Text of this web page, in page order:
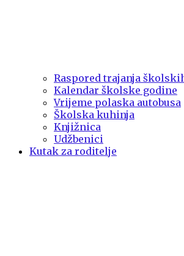
Raspored trajanja
Kalendar školske godine
Vrijeme polaska autobusa
Školska kuhinja
Knjižnica
Udžbenici
Kutak za roditelje